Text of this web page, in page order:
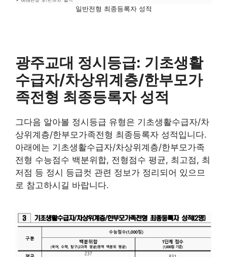
일반전형 최종등록자 성적
광주교대 정시등급: 기초생활
수급자/차상위계층/한부모가
족전형 최종등록자 성적
그다음 알아볼 정시등급 유형은 기초생활수급자/차
상위계층/한부모가족전형 최종등록자 성적입니다.
아래에는 기초생활수급자/차상위계층/한부모가족
전형 수능점수 백분위합, 전형점수 평균, 최고점, 최
저점 등 정시 등급컷 관련 정보가 정리되어 있으므
로 참고하시길 바랍니다.